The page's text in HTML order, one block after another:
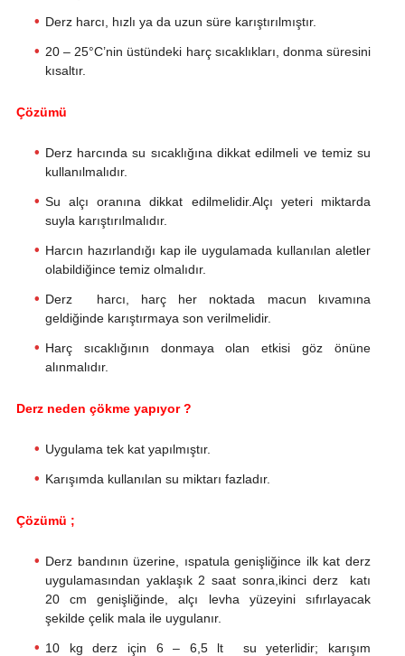
Derz harcı, hızlı ya da uzun süre karıştırılmıştır.
20 – 25°C’nin üstündeki harç sıcaklıkları, donma süresini
kısaltır.
Çözümü
Derz harcında su sıcaklığına dikkat edilmeli ve temiz su
kullanılmalıdır.
Su alçı oranına dikkat edilmelidir.Alçı yeteri miktarda
suyla karıştırılmalıdır.
Harcın hazırlandığı kap ile uygulamada kullanılan aletler
olabildiğince temiz olmalıdır.
Derz harcı, harç her noktada macun kıvamına
geldiğinde karıştırmaya son verilmelidir.
Harç sıcaklığının donmaya olan etkisi göz önüne
alınmalıdır.
Derz neden çökme yapıyor ?
Uygulama tek kat yapılmıştır.
Karışımda kullanılan su miktarı fazladır.
Çözümü ;
Derz bandının üzerine, ıspatula genişliğince ilk kat derz
uygulamasından yaklaşık 2 saat sonra,ikinci derz katı
20 cm genişliğinde, alçı levha yüzeyini sıfırlayacak
şekilde çelik mala ile uygulanır.
10 kg derz için 6 – 6,5 lt su yeterlidir; karışım